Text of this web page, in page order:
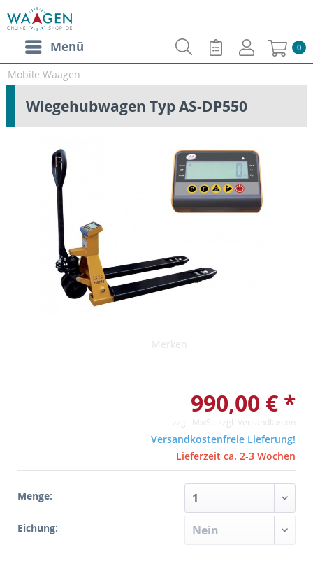
Menü 0
Mobile Waagen
Wiegehubwagen Typ AS-DP550
Merken
990,00 € *
zzgl. MwSt. zzgl. Versandkosten
Versandkostenfreie Lieferung!
Lieferzeit ca. 2-3 Wochen
Menge:
Eichung: